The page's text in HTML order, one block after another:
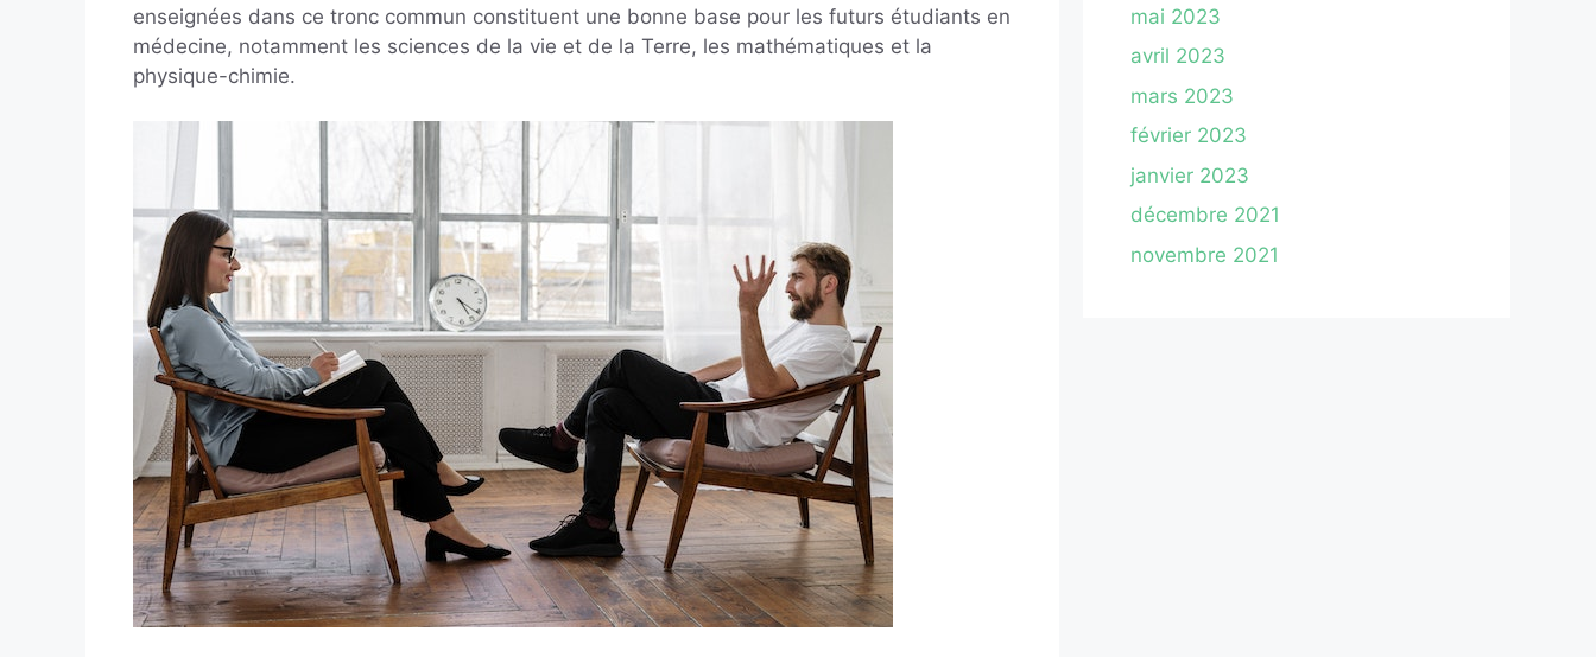
enseignées dans ce tronc commun constituent une bonne base pour les futurs étudiants en
médecine, notamment les sciences de la vie et de la Terre, les mathématiques et la
physique-chimie.
mai 2023
avril 2023
mars 2023
février 2023
janvier 2023
décembre 2021
novembre 2021